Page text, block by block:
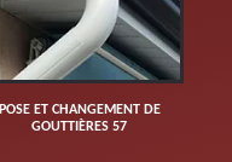
POSE ET CHANGEMENT DE
GOUTTIÈRES 57